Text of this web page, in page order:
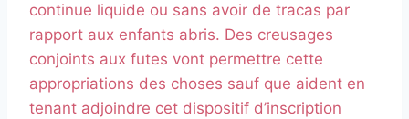
continue liquide ou sans avoir de tracas par
rapport aux enfants abris. Des creusages
conjoints aux futes vont permettre cette
appropriations des choses sauf que aident en
tenant adjoindre cet dispositif d’inscription